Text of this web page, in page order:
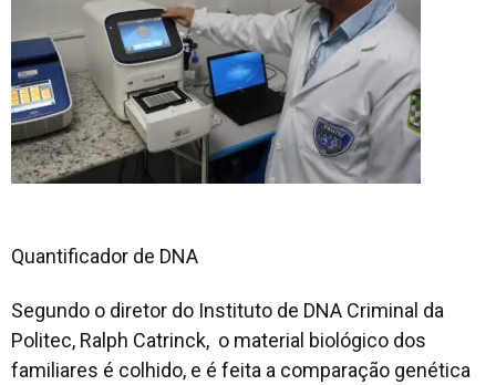
Quantificador de DNA
Segundo o diretor do Instituto de DNA Criminal da
Politec, Ralph Catrinck, o material biológico dos
familiares é colhido, e é feita a comparação genética